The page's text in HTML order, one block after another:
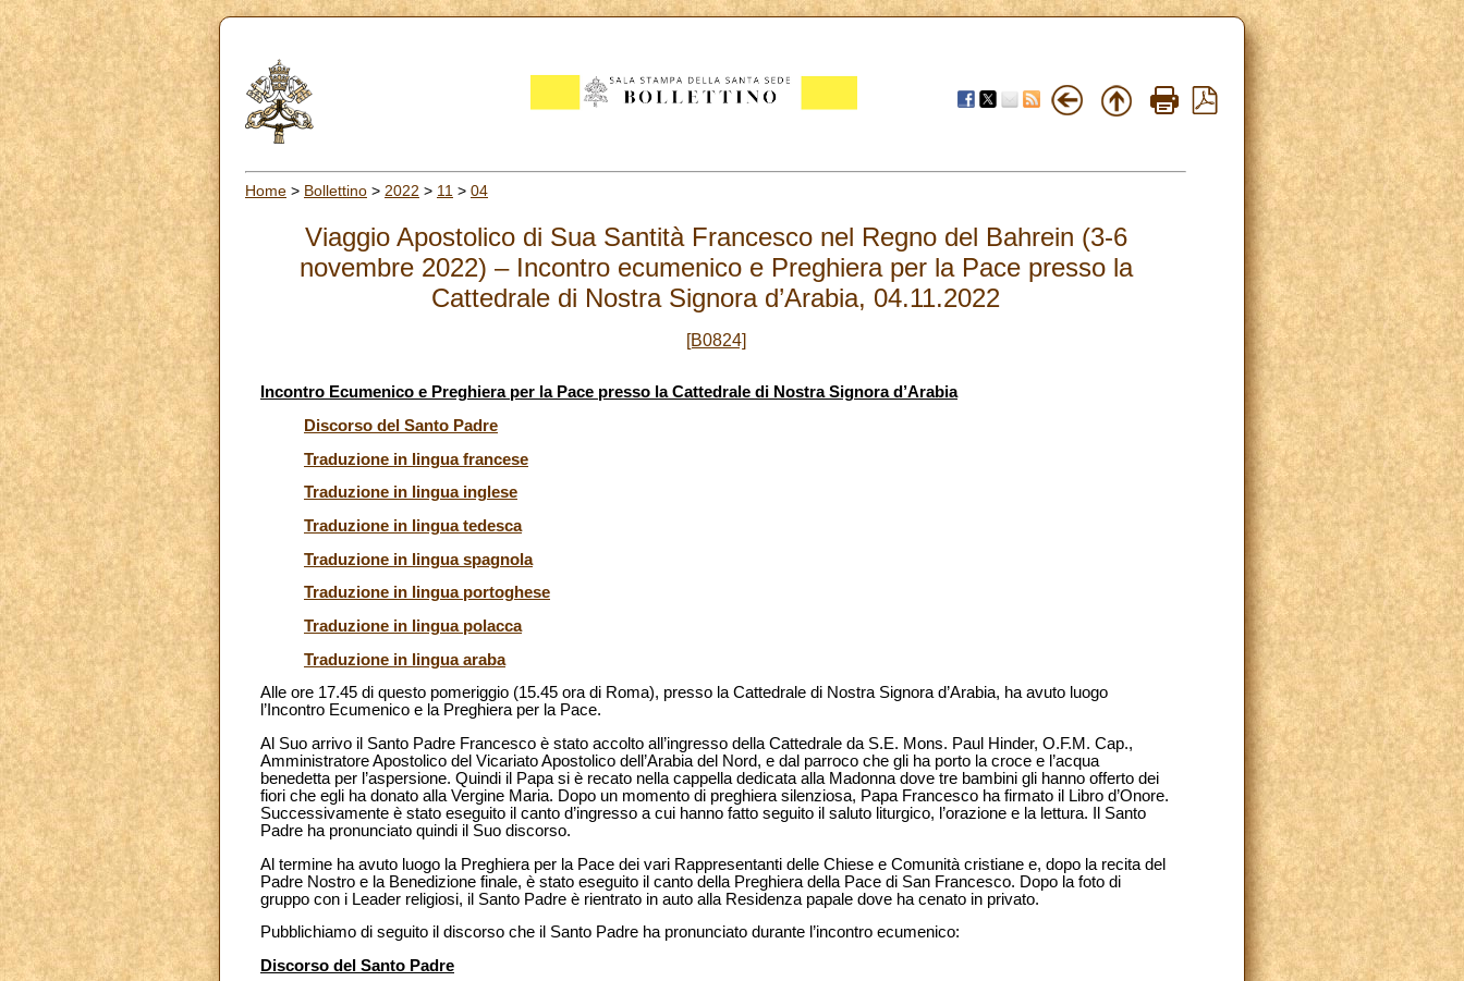
Home > Bollettino > 2022 > 11 > 04
Viaggio Apostolico di Sua Santità Francesco nel Regno del Bahrein (3-6
novembre 2022) – Incontro ecumenico e Preghiera per la Pace presso la
Cattedrale di Nostra Signora d’Arabia, 04.11.2022
[B0824]
Incontro Ecumenico e Preghiera per la Pace presso la Cattedrale di Nostra Signora d’Arabia
Discorso del Santo Padre
Traduzione in lingua francese
Traduzione in lingua inglese
Traduzione in lingua tedesca
Traduzione in lingua spagnola
Traduzione in lingua portoghese
Traduzione in lingua polacca
Traduzione in lingua araba
Alle ore 17.45 di questo pomeriggio (15.45 ora di Roma), presso la Cattedrale di Nostra Signora d’Arabia, ha avuto luogo
l’Incontro Ecumenico e la Preghiera per la Pace.
Al Suo arrivo il Santo Padre Francesco è stato accolto all’ingresso della Cattedrale da S.E. Mons. Paul Hinder, O.F.M. Cap.,
Amministratore Apostolico del Vicariato Apostolico dell’Arabia del Nord, e dal parroco che gli ha porto la croce e l’acqua
benedetta per l’aspersione. Quindi il Papa si è recato nella cappella dedicata alla Madonna dove tre bambini gli hanno offerto dei
fiori che egli ha donato alla Vergine Maria. Dopo un momento di preghiera silenziosa, Papa Francesco ha firmato il Libro d’Onore.
Successivamente è stato eseguito il canto d’ingresso a cui hanno fatto seguito il saluto liturgico, l’orazione e la lettura. Il Santo
Padre ha pronunciato quindi il Suo discorso.
Al termine ha avuto luogo la Preghiera per la Pace dei vari Rappresentanti delle Chiese e Comunità cristiane e, dopo la recita del
Padre Nostro e la Benedizione finale, è stato eseguito il canto della Preghiera della Pace di San Francesco. Dopo la foto di
gruppo con i Leader religiosi, il Santo Padre è rientrato in auto alla Residenza papale dove ha cenato in privato.
Pubblichiamo di seguito il discorso che il Santo Padre ha pronunciato durante l’incontro ecumenico:
Discorso del Santo Padre